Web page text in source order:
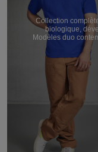
Collection
biologique,
Modèles duo